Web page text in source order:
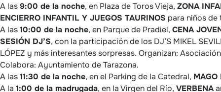
A las9:00 de la noche, en Plaza de Toros Vieja, ZONA
ENCIERRO INFANTIL Y JUEGOS TAURINOS para niños de
A las10:00 de la noche, en Parque de Pradiel, CENA
SESIÓN DJ’S, con la participación de los DJ’S MIKEL
LÓPEZ y más interesantes sorpresas. Organizan:
Colabora: Ayuntamiento de Tarazona.
A las11:30 de la noche, en el Parking de la Catedral, MAGO
A la 1:00 de la madrugada, en la Virgen del Río, VERBENA